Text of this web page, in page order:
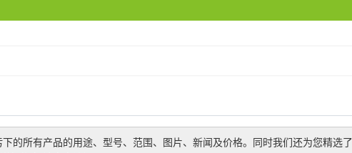
下的所有产品的用途、型号、范围、图片、新闻及价格。同时我们还为您精选了